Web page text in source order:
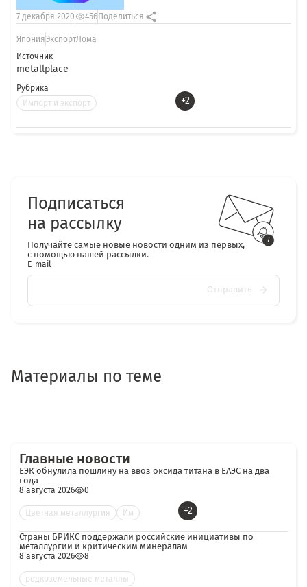
Источник
metallplace
Рубрика
Импорт и экспорт
+2
7 декабря 2020 456 Поделиться
ЯпонияЭкспортЛома
Подписаться
на рассылку
Получайте самые новые новости одним из первых,
с помощью нашей рассылки.
E-mail
Отправить
Материалы по теме
Главные новости
ЕЭК обнулила пошлину на ввоз оксида титана в ЕАЭС на два
года
8 августа 2026 0
Цветная металлургия Им +2
Страны БРИКС поддержали российские инициативы по
металлургии и критическим минералам
8 августа 2026 8
редкоземельные металлы